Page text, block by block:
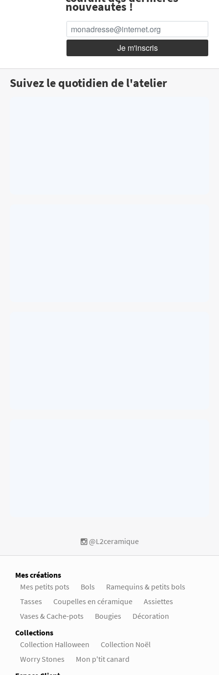
nouveautés !
Suivez le quotidien de l'atelier
@L2ceramique
Mes créations
Mes petits pots
Bols
Ramequins & petits bols
Tasses
Coupelles en céramique
Assiettes
Vases & Cache-pots
Bougies
Décoration
Collections
Collection Halloween
Collection Noël
Worry Stones
Mon p'tit canard